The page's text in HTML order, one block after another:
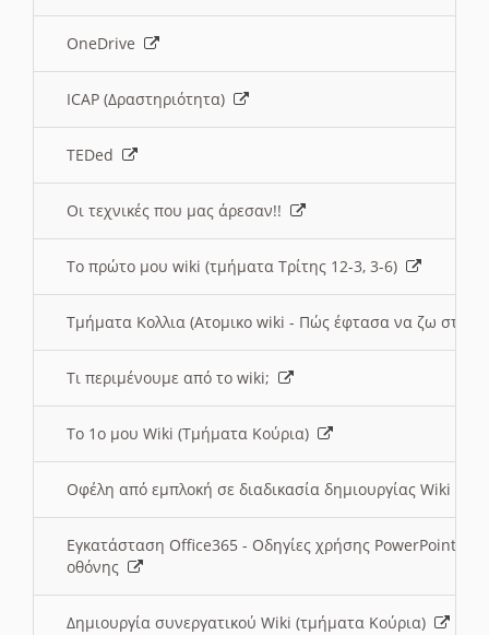
OneDrive
ICAP (Δραστηριότητα)
TEDed
Οι τεχνικές που μας άρεσαν!!
Το πρώτο μου wiki (τμήματα Τρίτης 12-3, 3-6)
Τμήματα Κολλια (Ατομικο wiki - Πώς έφτασα να ζω στην
Τι περιμένουμε από το wiki;
Το 1ο μου Wiki (Τμήματα Κούρια)
Οφέλη από εμπλοκή σε διαδικασία δημιουργίας Wiki
Εγκατάσταση Office365 - Οδηγίες χρήσης PowerPoint
οθόνης
Δημιουργία συνεργατικού Wiki (τμήματα Κούρια)